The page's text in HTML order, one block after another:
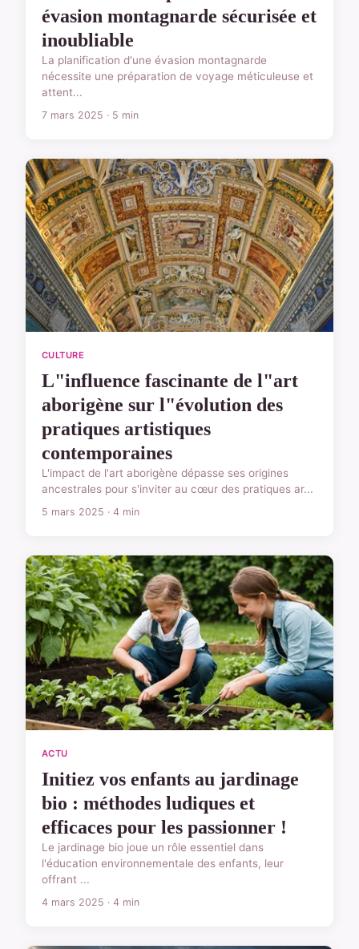
évasion montagnarde sécurisée et
inoubliable
La planification d'une évasion montagnarde
nécessite une préparation de voyage méticuleuse et
attent...
7 mars 2025 · 5 min
CULTURE
L"influence fascinante de l"art
aborigène sur l"évolution des
pratiques artistiques
contemporaines
L'impact de l'art aborigène dépasse ses origines
ancestrales pour s'inviter au cœur des pratiques ar...
5 mars 2025 · 4 min
ACTU
Initiez vos enfants au jardinage
bio : méthodes ludiques et
efficaces pour les passionner !
Le jardinage bio joue un rôle essentiel dans
l'éducation environnementale des enfants, leur
offrant ...
4 mars 2025 · 4 min